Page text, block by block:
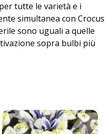
tutte le varietà e i
simultanea con Crocus
sono uguali a quelle
sopra bulbi più